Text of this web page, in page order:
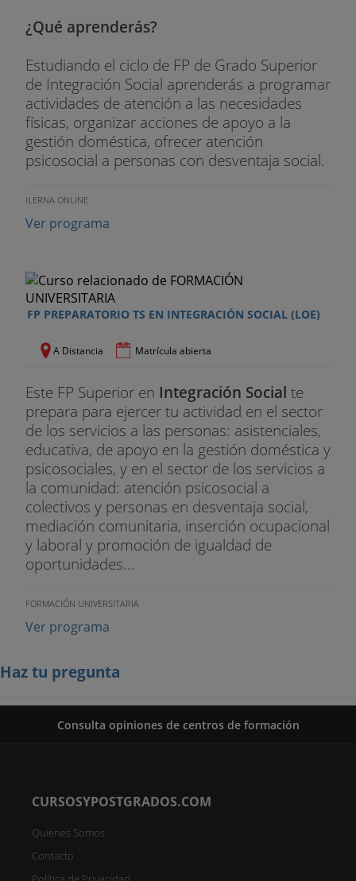
¿Qué aprenderás?
Estudiando el ciclo de FP de Grado Superior
de Integración Social aprenderás a programar
actividades de atención a las necesidades
físicas, organizar acciones de apoyo a la
gestión doméstica, ofrecer atención
psicosocial a personas con desventaja social.
ILERNA ONLINE
Ver programa
FP PREPARATORIO TS EN INTEGRACIÓN SOCIAL (LOE)
A Distancia Matrícula abierta
Este FP Superior en Integración Social te
prepara para ejercer tu actividad en el sector
de los servicios a las personas: asistenciales,
educativa, de apoyo en la gestión doméstica y
psicosociales, y en el sector de los servicios a
la comunidad: atención psicosocial a
colectivos y personas en desventaja social,
mediación comunitaria, inserción ocupacional
y laboral y promoción de igualdad de
oportunidades...
FORMACIÓN UNIVERSITARIA
Ver programa
Haz tu pregunta
Consulta opiniones de centros de formación
CURSOSYPOSTGRADOS.COM
Quienes Somos
Contacto